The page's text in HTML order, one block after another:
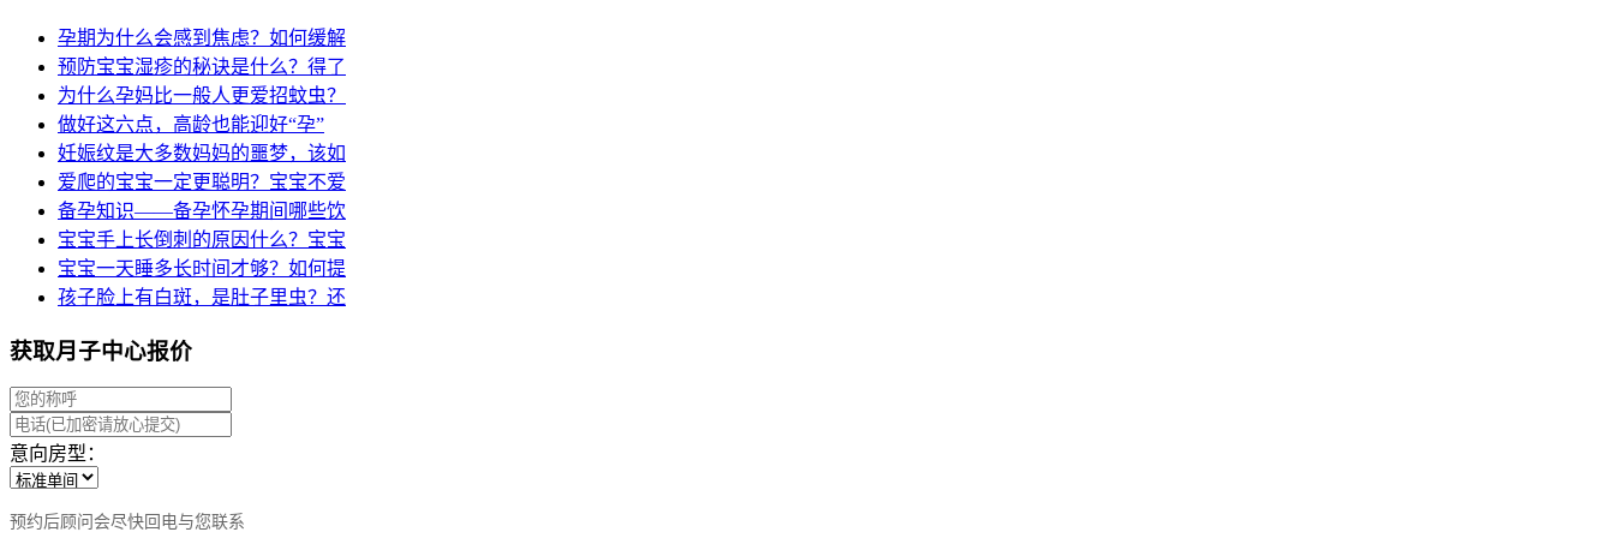
孕期为什么会感到焦虑？如何缓解
预防宝宝湿疹的秘诀是什么？得了
为什么孕妈比一般人更爱招蚊虫？
做好这六点，高龄也能迎好“孕”
妊娠纹是大多数妈妈的噩梦，该如
爱爬的宝宝一定更聪明？宝宝不爱
备孕知识——备孕怀孕期间哪些饮
宝宝手上长倒刺的原因什么？宝宝
宝宝一天睡多长时间才够？如何提
孩子脸上有白斑，是肚子里虫？还
获取月子中心报价
意向房型：
预约后顾问会尽快回电与您联系